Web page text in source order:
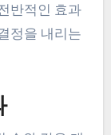
반적인 효과
정을 내리는